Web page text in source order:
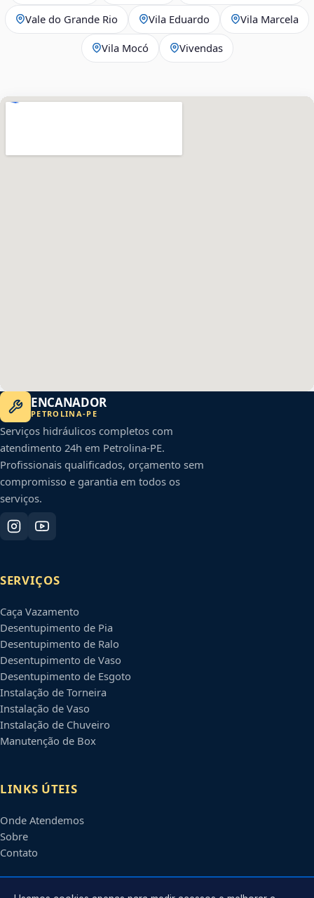
Vale do Grande Rio Vila Eduardo Vila Marcela
Vila Mocó Vivendas
ENCANADOR
PETROLINA-PE
Serviços hidráulicos completos com
atendimento 24h em Petrolina-PE.
Profissionais qualificados, orçamento sem
compromisso e garantia em todos os
serviços.
SERVIÇOS
Caça Vazamento
Desentupimento de Pia
Desentupimento de Ralo
Desentupimento de Vaso
Desentupimento de Esgoto
Instalação de Torneira
Instalação de Vaso
Instalação de Chuveiro
Manutenção de Box
LINKS ÚTEIS
Onde Atendemos
Sobre
Contato